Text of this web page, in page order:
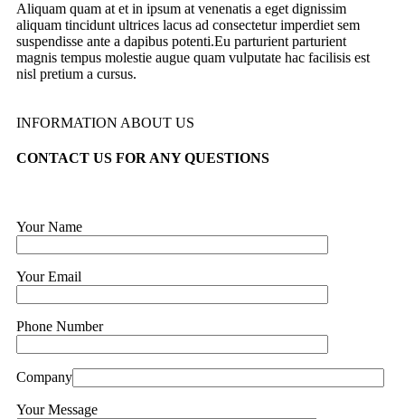
Aliquam quam at et in ipsum at venenatis a eget dignissim
aliquam tincidunt ultrices lacus ad consectetur imperdiet sem
suspendisse ante a dapibus potenti.Eu parturient parturient
magnis tempus molestie augue quam vulputate hac facilisis est
nisl pretium a cursus.
INFORMATION ABOUT US
CONTACT US FOR ANY QUESTIONS
Your Name
Your Email
Phone Number
Company
Your Message